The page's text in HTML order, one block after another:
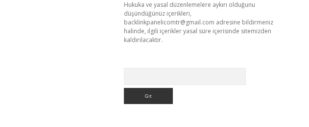
Hukuka ve yasal düzenlemelere aykırı olduğunu
düşündüğünüz içerikleri,
backlinkpanelicomtr@gmail.com adresine bildirmeniz
halinde, ilgili içerikler yasal süre içerisinde sitemizden
kaldırılacaktır.